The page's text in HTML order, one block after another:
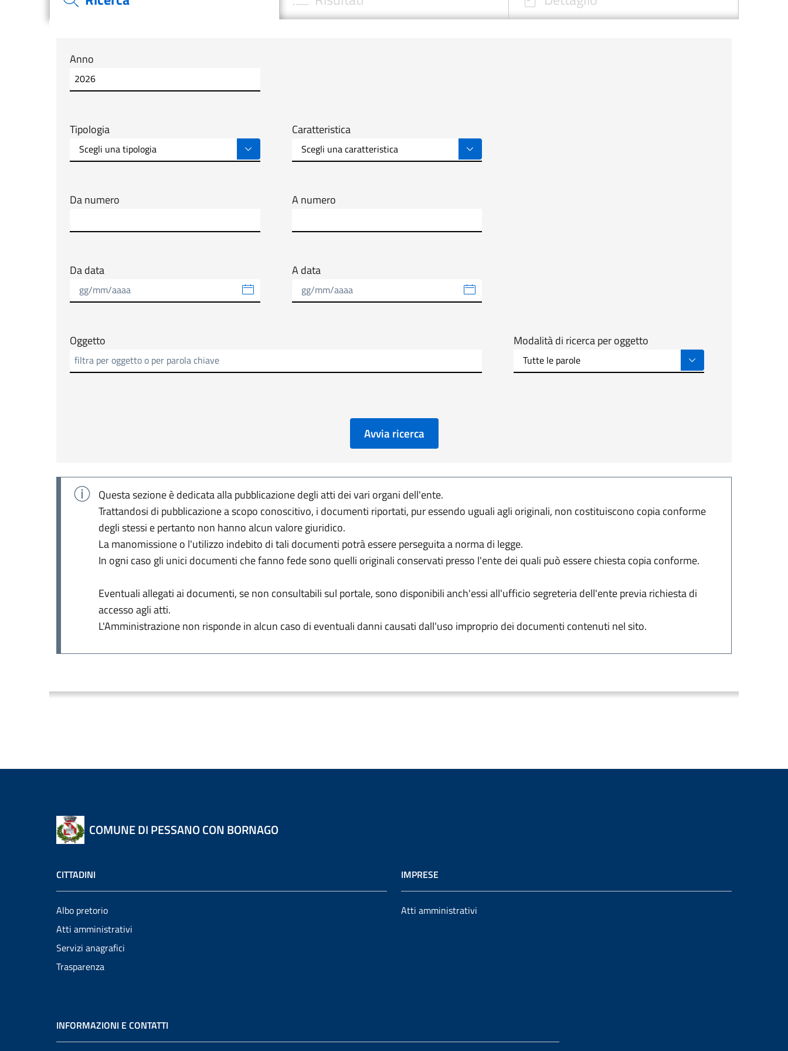
Anno
Tipologia Caratteristica
Da numero A numero
Da data A data
Oggetto Modalità di ricerca per oggetto
Avvia ricerca
Questa sezione è dedicata alla pubblicazione degli atti dei vari organi dell'ente.
Trattandosi di pubblicazione a scopo conoscitivo, i documenti riportati, pur essendo uguali agli originali, non costituiscono copia conforme
degli stessi e pertanto non hanno alcun valore giuridico.
La manomissione o l'utilizzo indebito di tali documenti potrà essere perseguita a norma di legge.
In ogni caso gli unici documenti che fanno fede sono quelli originali conservati presso l'ente dei quali può essere chiesta copia conforme.
Eventuali allegati ai documenti, se non consultabili sul portale, sono disponibili anch'essi all'ufficio segreteria dell'ente previa richiesta di
accesso agli atti.
L'Amministrazione non risponde in alcun caso di eventuali danni causati dall'uso improprio dei documenti contenuti nel sito.
COMUNE DI PESSANO CON BORNAGO
CITTADINI
Albo pretorio
Atti amministrativi
Servizi anagrafici
Trasparenza
IMPRESE
Atti amministrativi
INFORMAZIONI E CONTATTI